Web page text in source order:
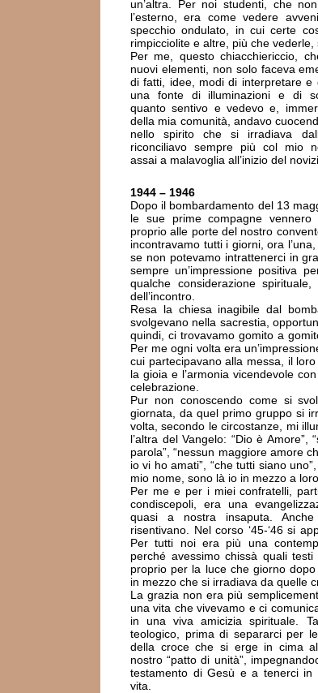
un’altra. Per noi studenti, che
l’esterno, era come vedere
specchio ondulato, in cui certe
rimpicciolite e altre, più che vederle,
Per me, questo chiacchiericcio,
nuovi elementi, non solo faceva
di fatti, idee, modi di interpretare e
una fonte di illuminazioni e di
quanto sentivo e vedevo e,
della mia comunità, andavo
nello spirito che si irradiava
riconciliavo sempre più col mio
assai a malavoglia all’inizio del
1944 – 1946
Dopo il bombardamento del 13
le sue prime compagne
proprio alle porte del nostro
incontravamo tutti i giorni, ora
se non potevamo intrattenerci in
sempre un’impressione positiva
qualche considerazione
dell’incontro.
Resa la chiesa inagibile dal
svolgevano nella sacrestia,
quindi, ci trovavamo gomito a
Per me ogni volta era
cui partecipavano alla messa, il
la gioia e l’armonia vicendevole
celebrazione.
Pur non conoscendo come si
giornata, da quel primo gruppo si
volta, secondo le circostanze, mi
l’altra del Vangelo: “Dio è
parola”, “nessun maggiore amore
io vi ho amati”, “che tutti siano
mio nome, sono là io in mezzo a
Per me e per i miei confratelli,
condiscepoli, era una
quasi a nostra insaputa.
risentivano. Nel corso ‘45-‘46 si
Per tutti noi era più una
perché avessimo chissà quali
proprio per la luce che giorno
in mezzo che si irradiava da quelle
La grazia non era più
una vita che vivevamo e ci
in una viva amicizia spirituale.
teologico, prima di separarci per
della croce che si erge in cima
nostro “patto di unità”,
testamento di Gesù e a tenerci in
vita.